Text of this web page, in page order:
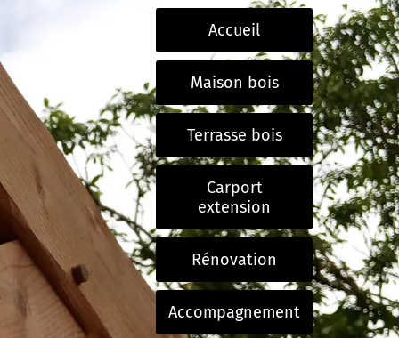
Accueil
Maison bois
Terrasse bois
Carport
extension
Rénovation
Accompagnement